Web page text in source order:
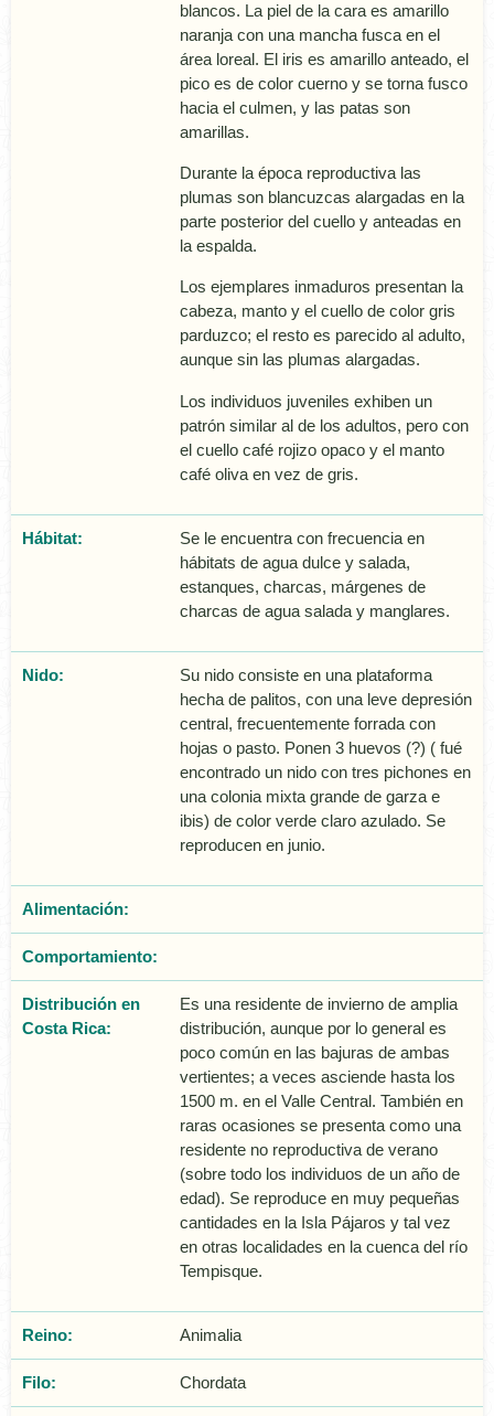
blancos. La piel de la cara es amarillo
naranja con una mancha fusca en el
área loreal. El iris es amarillo anteado, el
pico es de color cuerno y se torna fusco
hacia el culmen, y las patas son
amarillas.
Durante la época reproductiva las
plumas son blancuzcas alargadas en la
parte posterior del cuello y anteadas en
la espalda.
Los ejemplares inmaduros presentan la
cabeza, manto y el cuello de color gris
parduzco; el resto es parecido al adulto,
aunque sin las plumas alargadas.
Los individuos juveniles exhiben un
patrón similar al de los adultos, pero con
el cuello café rojizo opaco y el manto
café oliva en vez de gris.
Hábitat:
Se le encuentra con frecuencia en
hábitats de agua dulce y salada,
estanques, charcas, márgenes de
charcas de agua salada y manglares.
Nido:
Su nido consiste en una plataforma
hecha de palitos, con una leve depresión
central, frecuentemente forrada con
hojas o pasto. Ponen 3 huevos (?) ( fué
encontrado un nido con tres pichones en
una colonia mixta grande de garza e
ibis) de color verde claro azulado. Se
reproducen en junio.
Alimentación:
Comportamiento:
Distribución en
Costa Rica:
Es una residente de invierno de amplia
distribución, aunque por lo general es
poco común en las bajuras de ambas
vertientes; a veces asciende hasta los
1500 m. en el Valle Central. También en
raras ocasiones se presenta como una
residente no reproductiva de verano
(sobre todo los individuos de un año de
edad). Se reproduce en muy pequeñas
cantidades en la Isla Pájaros y tal vez
en otras localidades en la cuenca del río
Tempisque.
Reino: Animalia
Filo: Chordata